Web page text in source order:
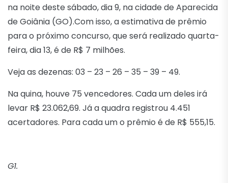
na noite deste sábado, dia 9, na cidade de Aparecida
de Goiânia (GO).Com isso, a estimativa de prêmio
para o próximo concurso, que será realizado quarta-
feira, dia 13, é de R$ 7 milhões.
Veja as dezenas: 03 – 23 – 26 – 35 – 39 – 49.
Na quina, houve 75 vencedores. Cada um deles irá
levar R$ 23.062,69. Já a quadra registrou 4.451
acertadores. Para cada um o prêmio é de R$ 555,15.
G1.